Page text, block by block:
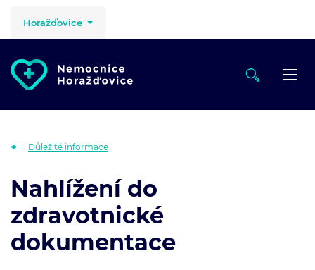
Horažďovice
Důležité informace
Nahlížení do
zdravotnické
dokumentace